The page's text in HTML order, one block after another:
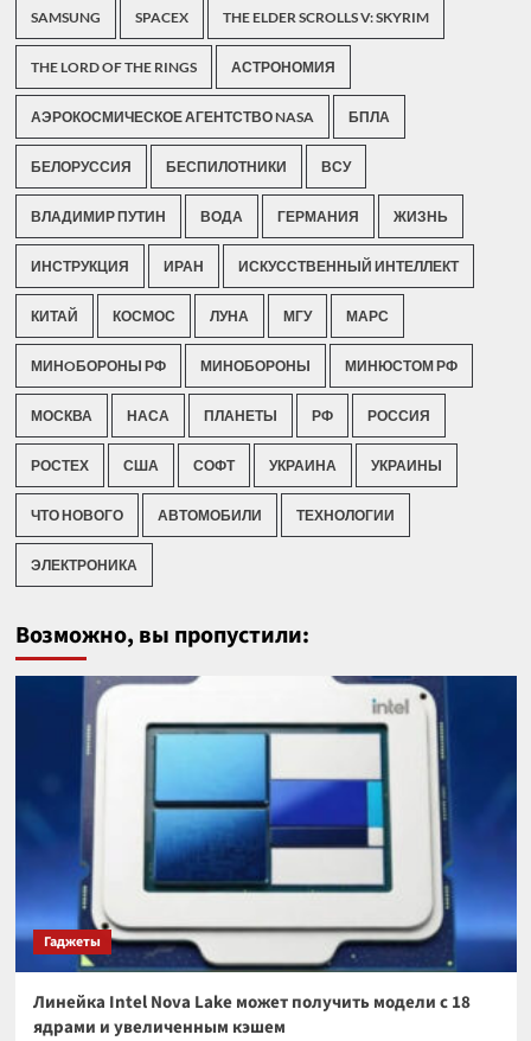
SAMSUNG SPACEX THE ELDER SCROLLS V: SKYRIM
THE LORD OF THE RINGS АСТРОНОМИЯ
АЭРОКОСМИЧЕСКОЕ АГЕНТСТВО NASA БПЛА
БЕЛОРУССИЯ БЕСПИЛОТНИКИ ВСУ
ВЛАДИМИР ПУТИН ВОДА ГЕРМАНИЯ ЖИЗНЬ
ИНСТРУКЦИЯ ИРАН ИСКУССТВЕННЫЙ ИНТЕЛЛЕКТ
КИТАЙ КОСМОС ЛУНА МГУ МАРС
МИНOБОРОНЫ РФ МИНОБОРОНЫ МИНЮСТОМ РФ
МОСКВА НАСА ПЛАНЕТЫ РФ РОССИЯ
РОСТЕХ США СОФТ УКРАИНА УКРАИНЫ
ЧТО НОВОГО АВТОМОБИЛИ ТЕХНОЛОГИИ
ЭЛЕКТРОНИКА
Возможно, вы пропустили:
Гаджеты
Линейка Intel Nova Lake может получить модели с 18
ядрами и увеличенным кэшем